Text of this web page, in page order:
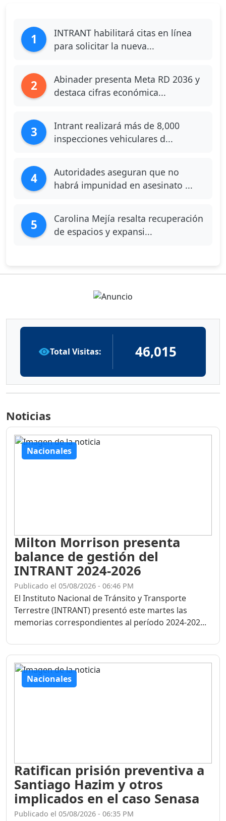
1
INTRANT habilitará citas en línea
para solicitar la nueva...
2
Abinader presenta Meta RD 2036 y
destaca cifras económica...
3
Intrant realizará más de 8,000
inspecciones vehiculares d...
4
Autoridades aseguran que no
habrá impunidad en asesinato ...
5
Carolina Mejía resalta recuperación
de espacios y expansi...
Total Visitas: 46,015
Noticias
Nacionales
Milton Morrison presenta
balance de gestión del
INTRANT 2024-2026
Publicado el 05/08/2026 - 06:46 PM
El Instituto Nacional de Tránsito y Transporte
Terrestre (INTRANT) presentó este martes las
memorias correspondientes al período 2024-202...
Nacionales
Ratifican prisión preventiva a
Santiago Hazim y otros
implicados en el caso Senasa
Publicado el 05/08/2026 - 06:35 PM